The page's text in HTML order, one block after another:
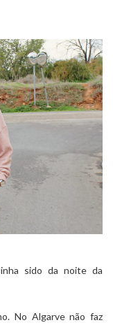
sido da noite da
No Algarve não faz